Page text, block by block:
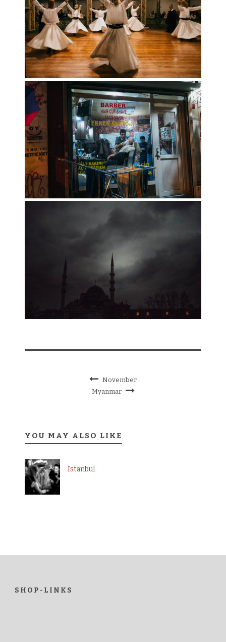
November
Myanmar
YOU MAY ALSO LIKE
Istanbul
SHOP-LINKS